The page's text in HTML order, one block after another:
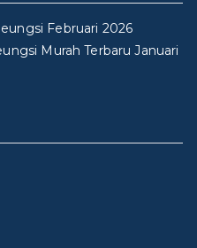
Februari 2026
Murah Terbaru Januari